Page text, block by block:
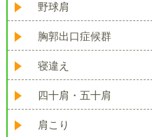
野球肩
胸郭出口症候群
寝違え
四十肩・五十肩
肩こり